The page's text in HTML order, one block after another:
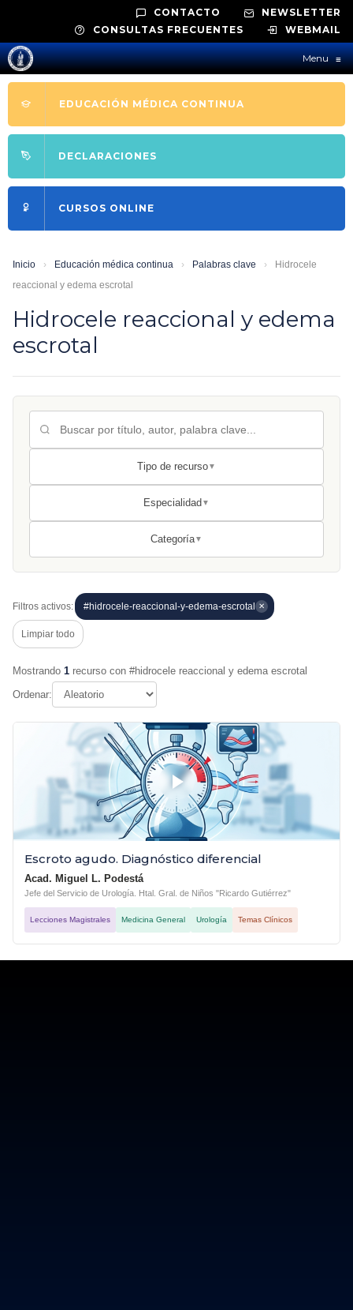
CONTACTO
NEWSLETTER
CONSULTAS FRECUENTES
WEBMAIL
Menu≡
EDUCACIÓN MÉDICA CONTINUA
DECLARACIONES
CURSOS ONLINE
Inicio › Educación médica continua › Palabras clave ›
Hidrocele
reaccional y edema escrotal
Hidrocele reaccional y edema
escrotal
Tipo de recurso▼
Especialidad ▼
Categoría▼
Filtros activos: #hidrocele-reaccional-y-edema-escrotal ✕
Limpiar todo
Mostrando 1 recurso con #hidrocele reaccional y edema escrotal
Ordenar:
Escroto agudo. Diagnóstico diferencial
Acad. Miguel L. Podestá
Jefe del Servicio de Urología. Htal. Gral. de Niños "Ricardo Gutiérrez"
Lecciones Magistrales Medicina General Urología Temas Clínicos